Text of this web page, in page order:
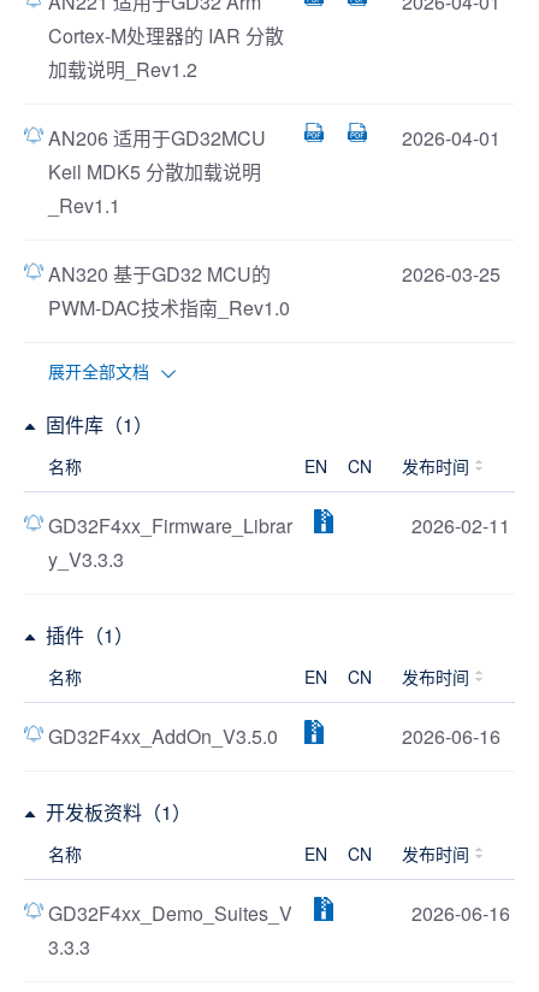
Cortex-M处理器的 IAR 分散
加载说明_Rev1.2
AN206 适用于GD32MCU
Keil MDK5 分散加载说明
_Rev1.1
2026-04-01
AN320 基于GD32 MCU的
PWM-DAC技术指南_Rev1.0
2026-03-25
展开全部文档
固件库（1）
名称 EN CN 发布时间
GD32F4xx_Firmware_Librar
y_V3.3.3
2026-02-11
插件（1）
名称 EN CN 发布时间
GD32F4xx_AddOn_V3.5.0 2026-06-16
开发板资料（1）
名称 EN CN 发布时间
GD32F4xx_Demo_Suites_V
3.3.3
2026-06-16